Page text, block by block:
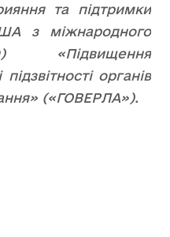
та підтримки
з міжнародного
«Підвищення
органів
(«ГОВЕРЛА»).